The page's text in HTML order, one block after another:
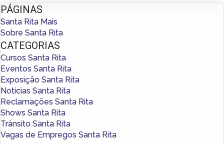
PÁGINAS
Santa Rita Mais
Sobre Santa Rita
CATEGORIAS
Cursos Santa Rita
Eventos Santa Rita
Exposição Santa Rita
Notícias Santa Rita
Reclamações Santa Rita
Shows Santa Rita
Trânsito Santa Rita
Vagas de Empregos Santa Rita